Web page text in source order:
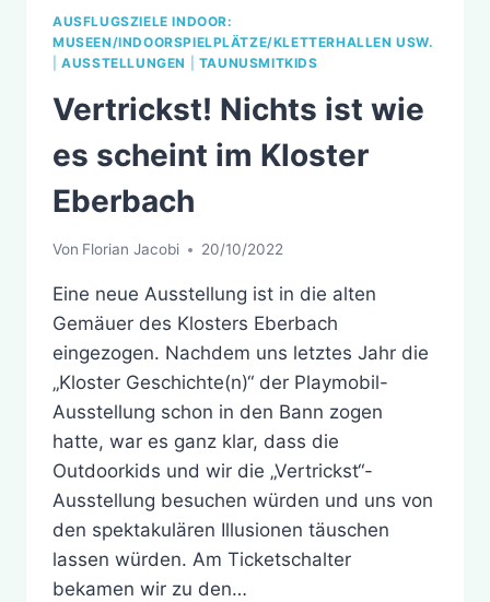
AUSFLUGSZIELE INDOOR:
MUSEEN/INDOORSPIELPLÄTZE/KLETTERHALLEN USW.
|AUSSTELLUNGEN TAUNUSMITKIDS
Vertrickst! Nichts ist wie
es scheint im Kloster
Eberbach
Von Florian Jacobi 20/10/2022
Eine neue Ausstellung ist in die alten
Gemäuer des Klosters Eberbach
eingezogen. Nachdem uns letztes Jahr die
„Kloster Geschichte(n)“ der Playmobil-
Ausstellung schon in den Bann zogen
hatte, war es ganz klar, dass die
Outdoorkids und wir die „Vertrickst“-
Ausstellung besuchen würden und uns von
den spektakulären Illusionen täuschen
lassen würden. Am Ticketschalter
bekamen wir zu den…